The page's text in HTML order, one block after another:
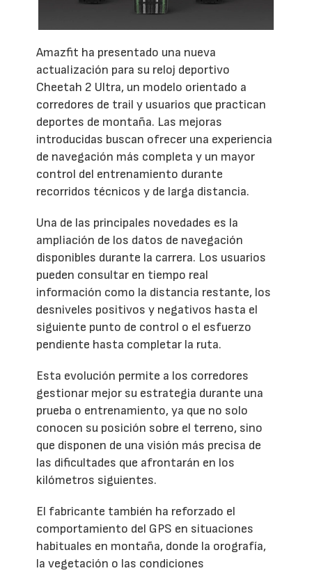
Amazfit ha presentado una nueva
actualización para su reloj deportivo
Cheetah 2 Ultra, un modelo orientado a
corredores de trail y usuarios que practican
deportes de montaña. Las mejoras
introducidas buscan ofrecer una experiencia
de navegación más completa y un mayor
control del entrenamiento durante
recorridos técnicos y de larga distancia.
Una de las principales novedades es la
ampliación de los datos de navegación
disponibles durante la carrera. Los usuarios
pueden consultar en tiempo real
información como la distancia restante, los
desniveles positivos y negativos hasta el
siguiente punto de control o el esfuerzo
pendiente hasta completar la ruta.
Esta evolución permite a los corredores
gestionar mejor su estrategia durante una
prueba o entrenamiento, ya que no solo
conocen su posición sobre el terreno, sino
que disponen de una visión más precisa de
las dificultades que afrontarán en los
kilómetros siguientes.
El fabricante también ha reforzado el
comportamiento del GPS en situaciones
habituales en montaña, donde la orografía,
la vegetación o las condiciones